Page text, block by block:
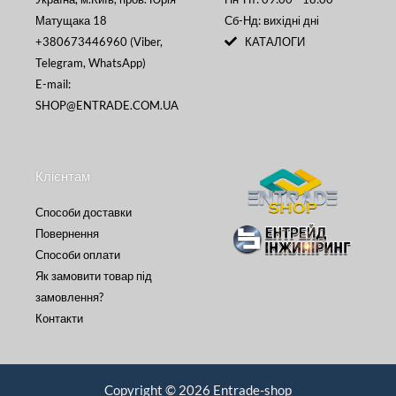
Матущака 18
+380673446960 (Viber,
Telegram, WhatsApp)
E-mail:
SHOP@ENTRADE.COM.UA
Сб-Нд: вихідні дні
КАТАЛОГИ
Клієнтам
Способи доставки
Повернення
Способи оплати
Як замовити товар під
замовлення?
Контакти
Copyright © 2026 Entrade-shop